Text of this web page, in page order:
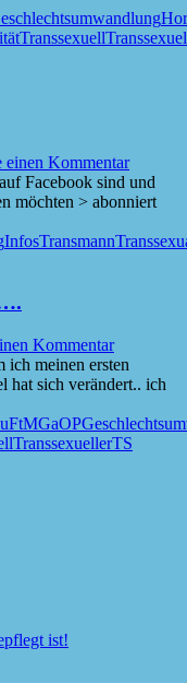
Transsexuell
einen Kommentar
Facebook sind und
möchten > abonniert
InfosTransmann
Kommentar
ich meinen ersten
hat sich verändert.. ich
FtMGaOP
TranssexuellerTS
ist!